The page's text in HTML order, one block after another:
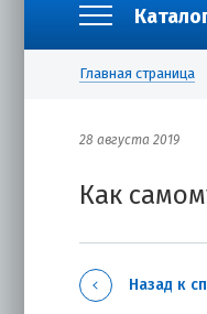
Главная страница
28 августа 2019
Как
Назад к